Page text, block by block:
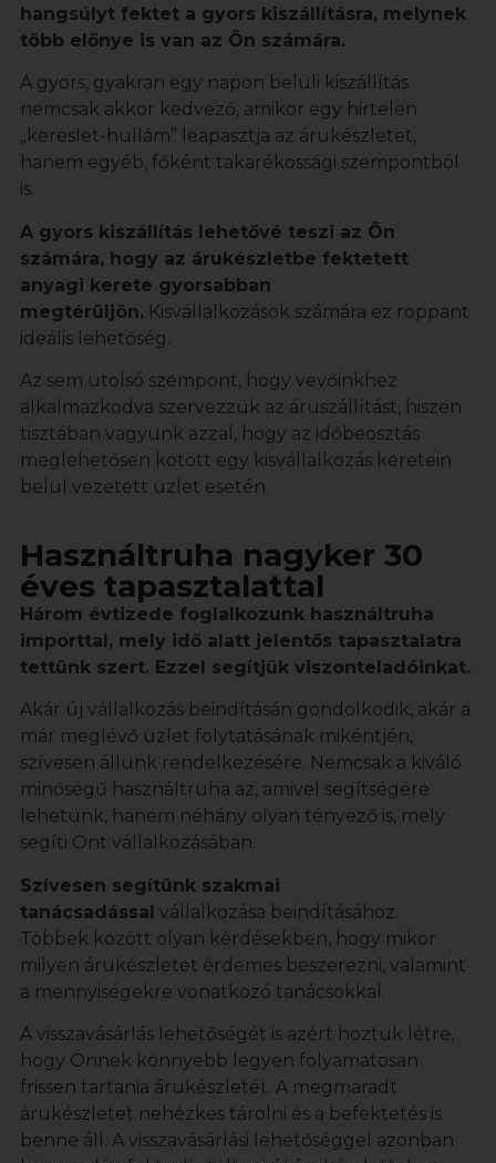
Használtruha nagyker 30
éves tapasztalattal
Három évtizede foglalkozunk használtruha
importtal, mely idő alatt jelentős tapasztalatra
tettünk szert. Ezzel segítjük viszonteladóinkat.
Akár új vállalkozás beindításán gondolkodik, akár a
már meglévő üzlet folytatásának mikéntjén,
szívesen állunk rendelkezésére. Nemcsak a kiváló
minőségű használtruha az, amivel segítségére
lehetünk, hanem néhány olyan tényező is, mely
segíti Önt vállalkozásában.
Szívesen segítünk szakmai
tanácsadással vállalkozása beindításához.
Többek között olyan kérdésekben, hogy mikor
milyen árukészletet érdemes beszerezni, valamint
a mennyiségekre vonatkozó tanácsokkal.
A visszavásárlás lehetőségét is azért hoztuk létre,
hogy Önnek könnyebb legyen folyamatosan
frissen tartania árukészletét. A megmaradt
árukészletet nehézkes tárolni és a befektetés is
benne áll. A visszavásárlási lehetőséggel azonban
hangsúlyt fektet a gyors kiszállításra, melynek
több előnye is van az Ön számára.
A gyors, gyakran egy napon belüli kiszállítás
nemcsak akkor kedvező, amikor egy hirtelen
„kereslet-hullám” leapasztja az árukészletet,
hanem egyéb, főként takarékossági szempontból
is.
A gyors kiszállítás lehetővé teszi az Ön
számára, hogy az árukészletbe fektetett
anyagi kerete gyorsabban
megtérüljön. Kisvállalkozások számára ez roppant
ideális lehetőség.
Az sem utolsó szempont, hogy vevőinkhez
alkalmazkodva szervezzük az áruszállítást, hiszen
tisztában vagyunk azzal, hogy az időbeosztás
meglehetősen kötött egy kisvállalkozás keretein
belül vezetett üzlet esetén.